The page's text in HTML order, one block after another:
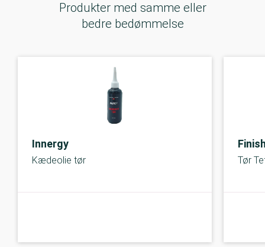
Produkter med samme eller
bedre bedømmelse
Innergy
Kædeolie tør Tør